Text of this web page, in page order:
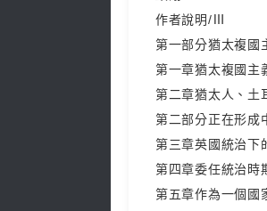
作者說明/Ⅲ
第一部分猶太複國
第一章猶太複國主
第二章猶太人、土
第二部分正在形成
第三章英國統治下
第四章委任統治時
第五章作為一個國